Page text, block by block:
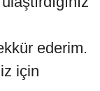
ederim.
için